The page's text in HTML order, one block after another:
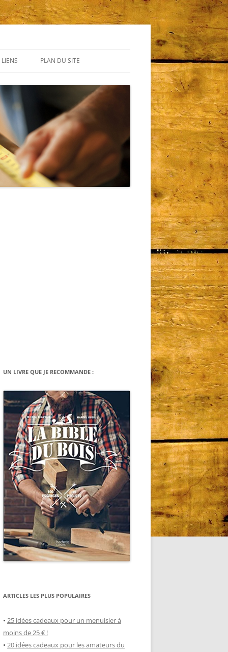
LIENS PLAN DU SITE
UN LIVRE QUE JE RECOMMANDE :
ARTICLES LES PLUS POPULAIRES
• 25 idées cadeaux pour un menuisier à
moins de 25 € !
• 20 idées cadeaux pour les amateurs du